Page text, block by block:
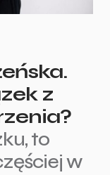
z
to
w